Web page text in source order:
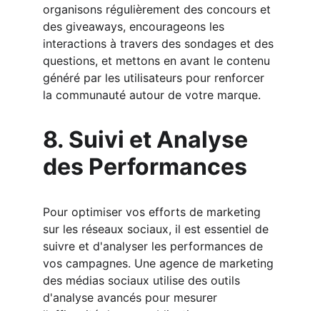
organisons régulièrement des concours et
des giveaways, encourageons les
interactions à travers des sondages et des
questions, et mettons en avant le contenu
généré par les utilisateurs pour renforcer
la communauté autour de votre marque.
8. Suivi et Analyse
des Performances
Pour optimiser vos efforts de marketing
sur les réseaux sociaux, il est essentiel de
suivre et d'analyser les performances de
vos campagnes. Une agence de marketing
des médias sociaux utilise des outils
d'analyse avancés pour mesurer